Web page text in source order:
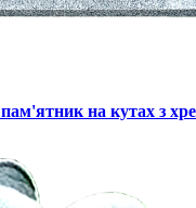
на кутах з